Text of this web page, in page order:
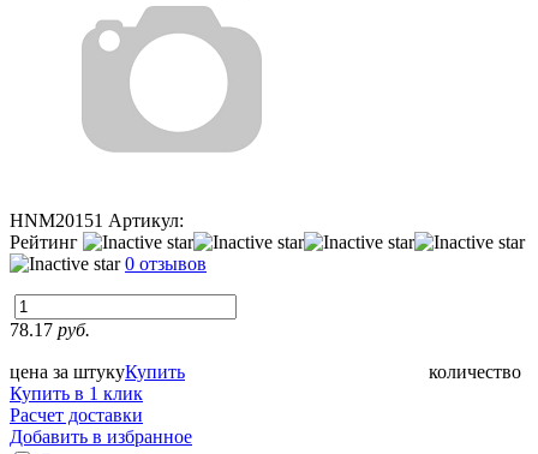
HNM20151 Артикул:
Рейтинг
0 отзывов
78.17 руб.
цена за штуку количество
Купить
Купить в 1 клик
Расчет доставки
Добавить в избранное